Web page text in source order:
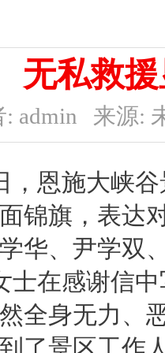
无私救
admin 来源:
恩施大峡谷
锦旗，表达
华、尹学双
在感谢信中
全身无力、